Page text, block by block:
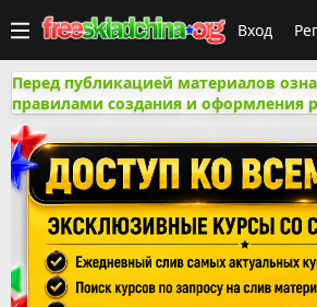
Вход
Перед публикацией материалов
правилами создания и оформления